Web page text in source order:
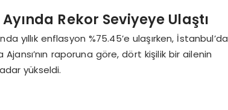
Rekor Seviyeye Ulaştı
yıllık enflasyon %75.45’e ulaşırken, İstanbul’da
raporuna göre, dört kişilik bir ailenin
yükseldi.